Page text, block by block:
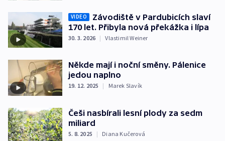
VIDEO
Závodiště v Pardubicích slaví
170 let. Přibyla nová překážka i lípa
30. 3. 2026 | Vlastimil Weiner
Někde mají i noční směny. Pálenice
jedou naplno
19. 12. 2025 | Marek Slavík
Češi nasbírali lesní plody za sedm
miliard
5. 8. 2025 | Diana Kučerová